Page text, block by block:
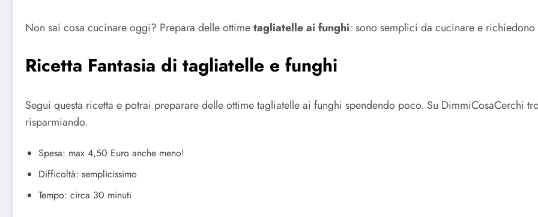
Non sai cosa cucinare oggi? Prepara delle ottimetagliatelle ai funghi: sono semplici da cucinare e
Ricetta Fantasia di tagliatelle e funghi
Segui questa ricetta e potrai preparare delle ottime tagliatelle ai funghi spendendo poco. Su DimmiCosaCerchi
risparmiando.
Spesa: max 4,50 Euro anche meno!
Difficoltà: semplicissimo
Tempo: circa 30 minuti